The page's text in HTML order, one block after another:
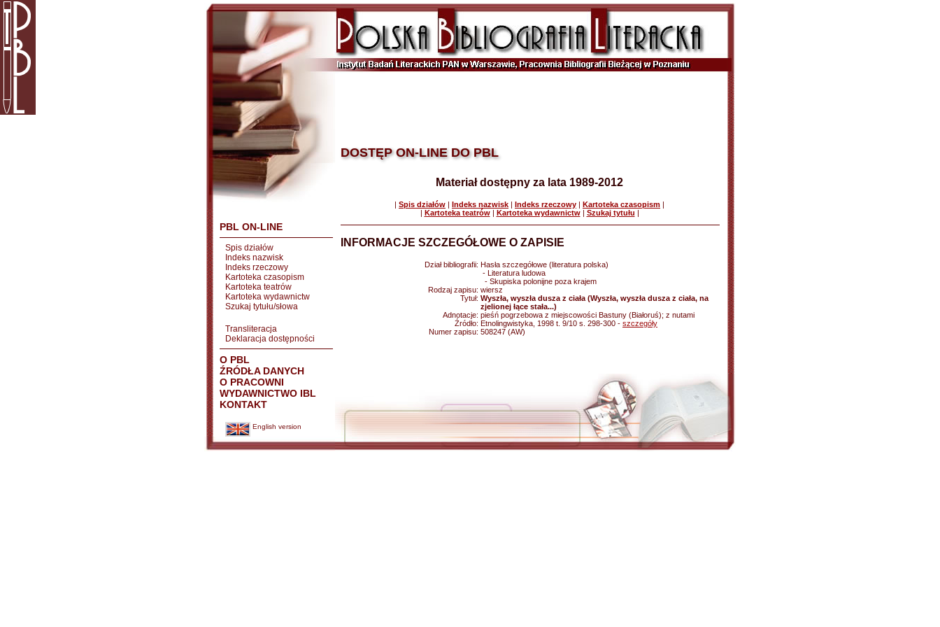
PBL ON-LINE
Spis działów
Indeks nazwisk
Indeks rzeczowy
Kartoteka czasopism
Kartoteka teatrów
Kartoteka wydawnictw
Szukaj tytułu/słowa
Transliteracja
Deklaracja dostępności
O PBL
ŹRÓDŁA DANYCH
O PRACOWNI
WYDAWNICTWO IBL
KONTAKT
English version
DOSTĘP ON-LINE DO PBL
Materiał dostępny za lata 1989-2012
| Spis działów | Indeks nazwisk | Indeks rzeczowy | Kartoteka czasopism |
| Kartoteka teatrów| Kartoteka wydawnictw| Szukaj tytułu |
INFORMACJE SZCZEGÓŁOWE O ZAPISIE
Dział bibliografii: Hasła szczegółowe (literatura polska)
- Literatura ludowa
- Skupiska polonijne poza krajem
Rodzaj zapisu: wiersz
Tytuł: Wyszła, wyszła dusza z ciała (Wyszła, wyszła dusza z ciała, na
zjelionej łące stała...)
Adnotacje: pieśń pogrzebowa z miejscowości Bastuny (Białoruś); z nutami
Źródło: Etnolingwistyka, 1998 t. 9/10 s. 298-300 - szczegóły
Numer zapisu: 508247 (AW)